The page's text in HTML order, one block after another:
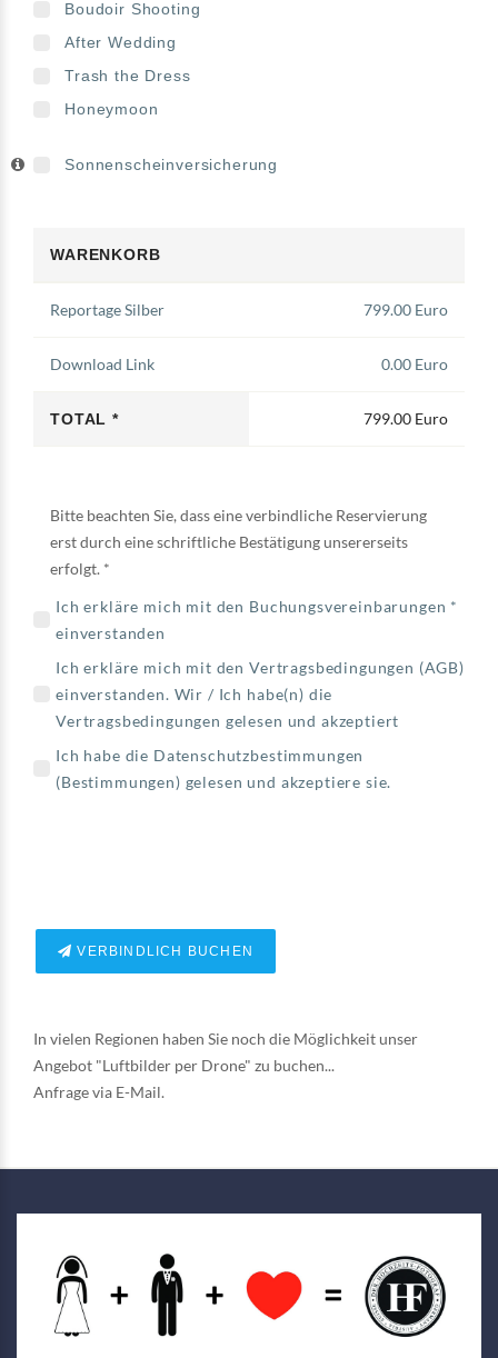
Boudoir Shooting
After Wedding
Trash the Dress
Honeymoon
Sonnenscheinversicherung
WARENKORB
Reportage Silber 799.00 Euro
Download Link 0.00 Euro
TOTAL * 799.00 Euro
Bitte beachten Sie, dass eine verbindliche Reservierung
erst durch eine schriftliche Bestätigung unsererseits
erfolgt. *
Ich erkläre mich mit den Buchungsvereinbarungen *
einverstanden
Ich erkläre mich mit den Vertragsbedingungen (AGB)
einverstanden. Wir / Ich habe(n) die
Vertragsbedingungen gelesen und akzeptiert
Ich habe die Datenschutzbestimmungen
(Bestimmungen) gelesen und akzeptiere sie.
VERBINDLICH BUCHEN
In vielen Regionen haben Sie noch die Möglichkeit unser
Angebot "Luftbilder per Drone" zu buchen...
Anfrage via E-Mail.